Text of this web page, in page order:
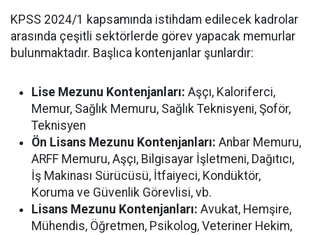
KPSS 2024/1 kapsamında istihdam edilecek kadrolar
arasında çeşitli sektörlerde görev yapacak memurlar
bulunmaktadır. Başlıca kontenjanlar şunlardır:
Lise Mezunu Kontenjanları: Aşçı, Kaloriferci,
Memur, Sağlık Memuru, Sağlık Teknisyeni, Şoför,
Teknisyen
Ön Lisans Mezunu Kontenjanları: Anbar Memuru,
ARFF Memuru, Aşçı, Bilgisayar İşletmeni, Dağıtıcı,
İş Makinası Sürücüsü, İtfaiyeci, Kondüktör,
Koruma ve Güvenlik Görevlisi, vb.
Lisans Mezunu Kontenjanları: Avukat, Hemşire,
Mühendis, Öğretmen, Psikolog, Veteriner Hekim,